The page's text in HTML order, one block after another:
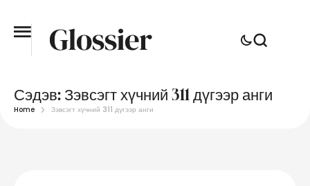
Сэдэв: Зэвсэгт хүчний 311 дүгээр анги
Home Зэвсэгт хүчний 311 дүгээр анги